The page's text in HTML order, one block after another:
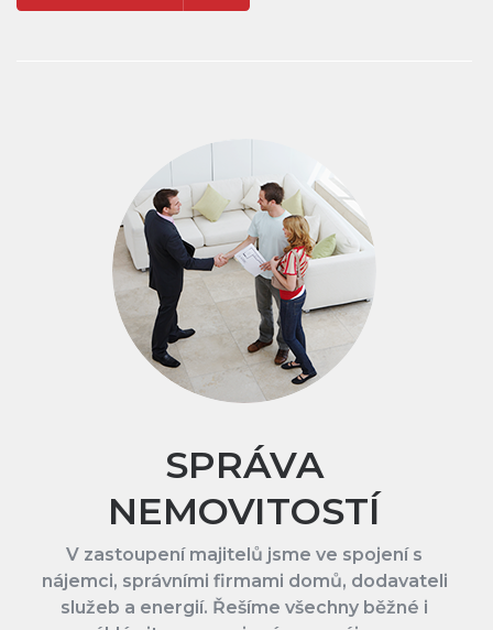
SPRÁVA
NEMOVITOSTÍ
V zastoupení majitelů jsme ve spojení s
nájemci, správními firmami domů, dodavateli
služeb a energií. Řešíme všechny běžné i